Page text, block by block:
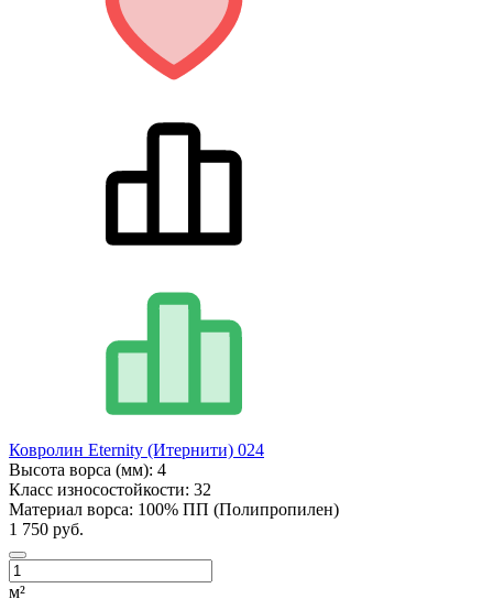
Ковролин Eternity (Итернити) 024
Высота ворса (мм): 4
Класс износостойкости: 32
Материал ворса: 100% ПП (Полипропилен)
1 750 руб.
м²